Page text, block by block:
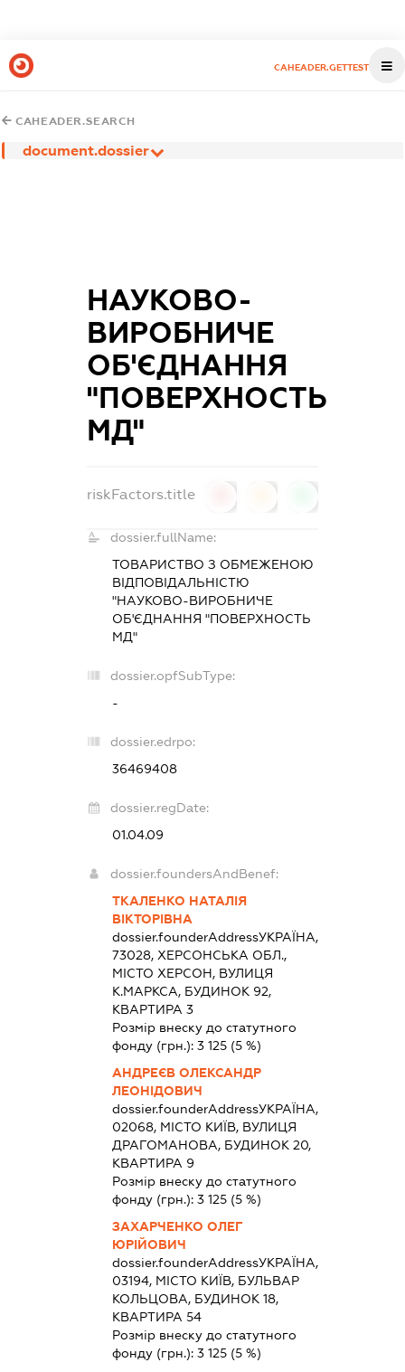
CAHEADER.GETTEST
CAHEADER.SEARCH
document.dossier
НАУКОВО-
ВИРОБНИЧЕ
ОБ'ЄДНАННЯ
"ПОВЕРХНОСТЬ
МД"
riskFactors.title
dossier.fullName:
ТОВАРИСТВО З ОБМЕЖЕНОЮ
ВІДПОВІДАЛЬНІСТЮ
"НАУКОВО-ВИРОБНИЧЕ
ОБ'ЄДНАННЯ "ПОВЕРХНОСТЬ
МД"
dossier.opfSubType:
-
dossier.edrpo:
36469408
dossier.regDate:
01.04.09
dossier.foundersAndBenef:
ТКАЛЕНКО НАТАЛІЯ
ВІКТОРІВНА
dossier.founderAddressУКРАЇНА,
73028, ХЕРСОНСЬКА ОБЛ.,
МІСТО ХЕРСОН, ВУЛИЦЯ
К.МАРКСА, БУДИНОК 92,
КВАРТИРА 3
Розмір внеску до статутного
фонду (грн.):3 125 (5 %)
АНДРЕЄВ ОЛЕКСАНДР
ЛЕОНІДОВИЧ
dossier.founderAddressУКРАЇНА,
02068, МІСТО КИЇВ, ВУЛИЦЯ
ДРАГОМАНОВА, БУДИНОК 20,
КВАРТИРА 9
Розмір внеску до статутного
фонду (грн.):3 125 (5 %)
ЗАХАРЧЕНКО ОЛЕГ
ЮРІЙОВИЧ
dossier.founderAddressУКРАЇНА,
03194, МІСТО КИЇВ, БУЛЬВАР
КОЛЬЦОВА, БУДИНОК 18,
КВАРТИРА 54
Розмір внеску до статутного
фонду (грн.):3 125 (5 %)